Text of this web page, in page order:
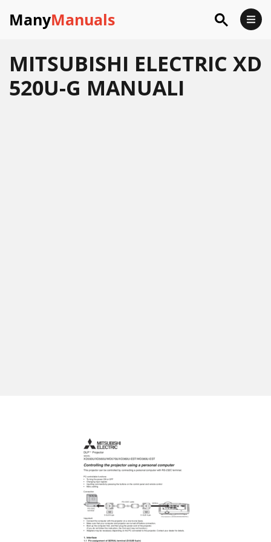
ManyManuals
MITSUBISHI ELECTRIC XD
520U-G MANUALI